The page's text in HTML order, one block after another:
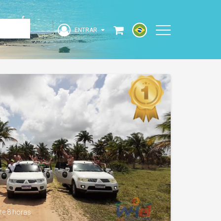
Acesse sua Conta
ENTRAR
ENTRAR
8 horas